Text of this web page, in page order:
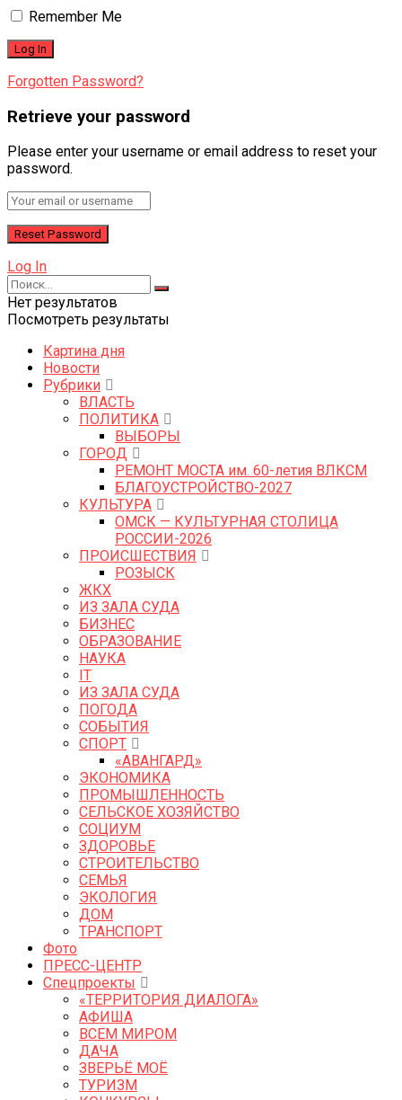
Remember Me
Forgotten Password?
Retrieve your password
Please enter your username or email address to reset your
password.
Log In
Нет результатов
Посмотреть результаты
Картина дня
Новости
Рубрики
ВЛАСТЬ
ПОЛИТИКА
ВЫБОРЫ
ГОРОД
РЕМОНТ МОСТА им. 60-летия ВЛКСМ
БЛАГОУСТРОЙСТВО-2027
КУЛЬТУРА
ОМСК — КУЛЬТУРНАЯ СТОЛИЦА
РОССИИ-2026
ПРОИСШЕСТВИЯ
РОЗЫСК
ЖКХ
ИЗ ЗАЛА СУДА
БИЗНЕС
ОБРАЗОВАНИЕ
НАУКА
IT
ИЗ ЗАЛА СУДА
ПОГОДА
СОБЫТИЯ
СПОРТ
«АВАНГАРД»
ЭКОНОМИКА
ПРОМЫШЛЕННОСТЬ
СЕЛЬСКОЕ ХОЗЯЙСТВО
СОЦИУМ
ЗДОРОВЬЕ
СТРОИТЕЛЬСТВО
СЕМЬЯ
ЭКОЛОГИЯ
ДОМ
ТРАНСПОРТ
Фото
ПРЕСС-ЦЕНТР
Спецпроекты
«ТЕРРИТОРИЯ ДИАЛОГА»
АФИША
ВСЕМ МИРОМ
ДАЧА
ЗВЕРЬЁ МОЁ
ТУРИЗМ